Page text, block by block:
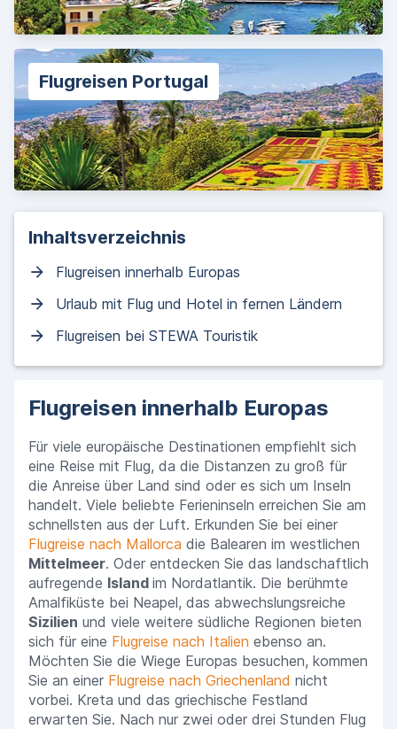
Flugreisen Portugal
Inhaltsverzeichnis
Flugreisen innerhalb Europas
Urlaub mit Flug und Hotel in fernen Ländern
Flugreisen bei STEWA Touristik
Flugreisen innerhalb Europas
Für viele europäische Destinationen empfiehlt sich
eine Reise mit Flug, da die Distanzen zu groß für
die Anreise über Land sind oder es sich um Inseln
handelt. Viele beliebte Ferieninseln erreichen Sie am
schnellsten aus der Luft. Erkunden Sie bei einer
Flugreise nach Mallorca die Balearen im westlichen
Mittelmeer. Oder entdecken Sie das landschaftlich
aufregende Island im Nordatlantik. Die berühmte
Amalfiküste bei Neapel, das abwechslungsreiche
Sizilien und viele weitere südliche Regionen bieten
sich für eine Flugreise nach Italien ebenso an.
Möchten Sie die Wiege Europas besuchen, kommen
Sie an einer Flugreise nach Griechenland nicht
vorbei. Kreta und das griechische Festland
erwarten Sie. Nach nur zwei oder drei Stunden Flug